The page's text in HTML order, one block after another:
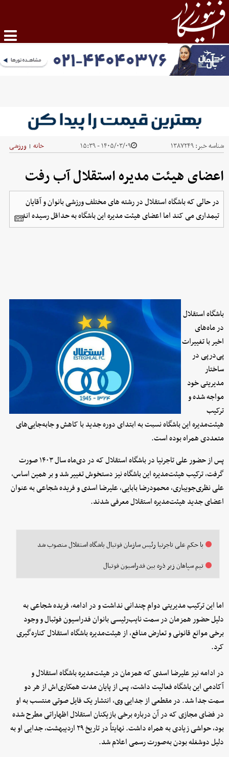
شناسه خبر:۱۳۸۷۲۴۹ ۱۴۰۵/۰۳/۰۹ - ۱۵:۳۹ خانه | ورزشی
اعضای هیئت مدیره استقلال آب رفت
در حالی که باشگاه استقلال در رشته های مختلف ورزشی بانوان و آقایان
تیمداری می کند اما اعضای هیئت مدیره این باشگاه به حداقل رسیده اند.
باشگاه استقلال
در ماه‌های
اخیر با تغییرات
پی‌درپی در
ساختار
مدیریتی خود
مواجه شده و
ترکیب
هیئت‌مدیره این باشگاه نسبت به ابتدای دوره جدید با کاهش و جابه‌جایی‌های
متعددی همراه بوده است.
پس از حضور علی تاجرنیا در باشگاه استقلال که در دی‌ماه سال ۱۴۰۳ صورت
گرفت، ترکیب هیئت‌مدیره این باشگاه نیز دستخوش تغییر شد و بر همین اساس،
علی نظری‌جویباری، محمودرضا بابایی، علیرضا اسدی و فریده شجاعی به عنوان
اعضای جدید هیئت‌مدیره استقلال معرفی شدند.
با حکم علی تاجرنیا رئیس سازمان فوتبال باشگاه استقلال منصوب شد
تیم سپاهان زیر ذره بین فدراسیون فوتبال
اما این ترکیب مدیریتی دوام چندانی نداشت و در ادامه، فریده شجاعی به
دلیل حضور همزمان در سمت نایب‌رئیسی بانوان فدراسیون فوتبال و وجود
برخی موانع قانونی و تعارض منافع، از هیئت‌مدیره باشگاه استقلال کناره‌گیری
کرد.
در ادامه نیز علیرضا اسدی که همزمان در هیئت‌مدیره باشگاه استقلال و
آکادمی این باشگاه فعالیت داشت، پس از پایان مدت همکاری‌اش از هر دو
سمت جدا شد. در مقطعی از جدایی وی، انتشار یک فایل صوتی منتسب به او
در فضای مجازی که در آن درباره برخی بازیکنان استقلال اظهاراتی مطرح شده
بود، حواشی زیادی به همراه داشت. نهایتاً در تاریخ ۲۹ اردیبهشت، جدایی او به
دلیل دوشغله بودن به‌صورت رسمی اعلام شد.